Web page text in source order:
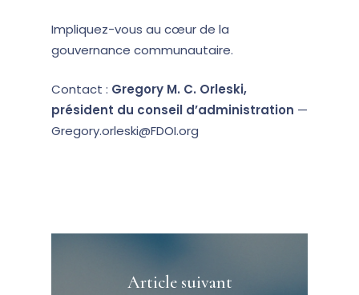
Impliquez-vous au cœur de la
gouvernance communautaire.
Contact : Gregory M. C. Orleski,
président du conseil d’administration —
Gregory.orleski@FDOI.org
Article suivant